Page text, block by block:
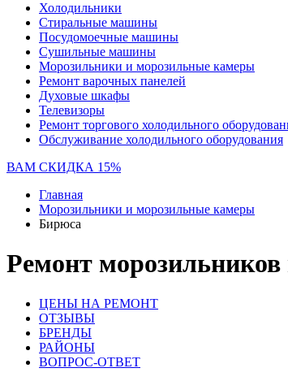
Холодильники
Стиральные машины
Посудомоечные машины
Сушильные машины
Морозильники и морозильные камеры
Ремонт варочных панелей
Духовые шкафы
Телевизоры
Ремонт торгового холодильного
Обслуживание холодильного оборудования
ВАМ СКИДКА 15%
Главная
Морозильники и морозильные камеры
Бирюса
Ремонт
ЦЕНЫ НА РЕМОНТ
ОТЗЫВЫ
БРЕНДЫ
РАЙОНЫ
ВОПРОС-ОТВЕТ